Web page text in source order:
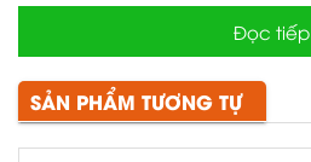
Đọc tiếp
SẢN PHẨM TƯƠNG TỰ